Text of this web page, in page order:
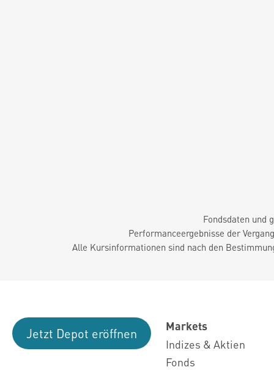
Fondsdaten und
Performanceergebnisse der
Alle Kursinformationen sind nach den
Jetzt Depot eröffnen
Markets
Indizes & Aktien
Fonds